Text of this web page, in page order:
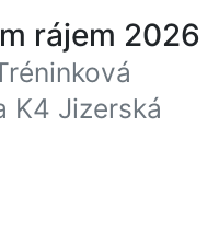
rájem 2026
K4 Jizerská